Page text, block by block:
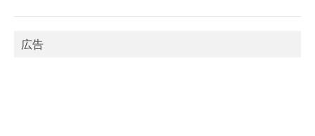
広告